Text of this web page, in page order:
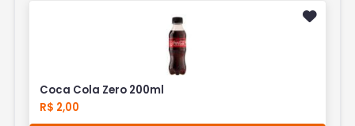
Coca Cola Zero 200ml
R$ 2,00